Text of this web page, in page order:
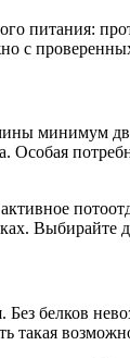
питания:
с
минимум
Особая
белков
такая